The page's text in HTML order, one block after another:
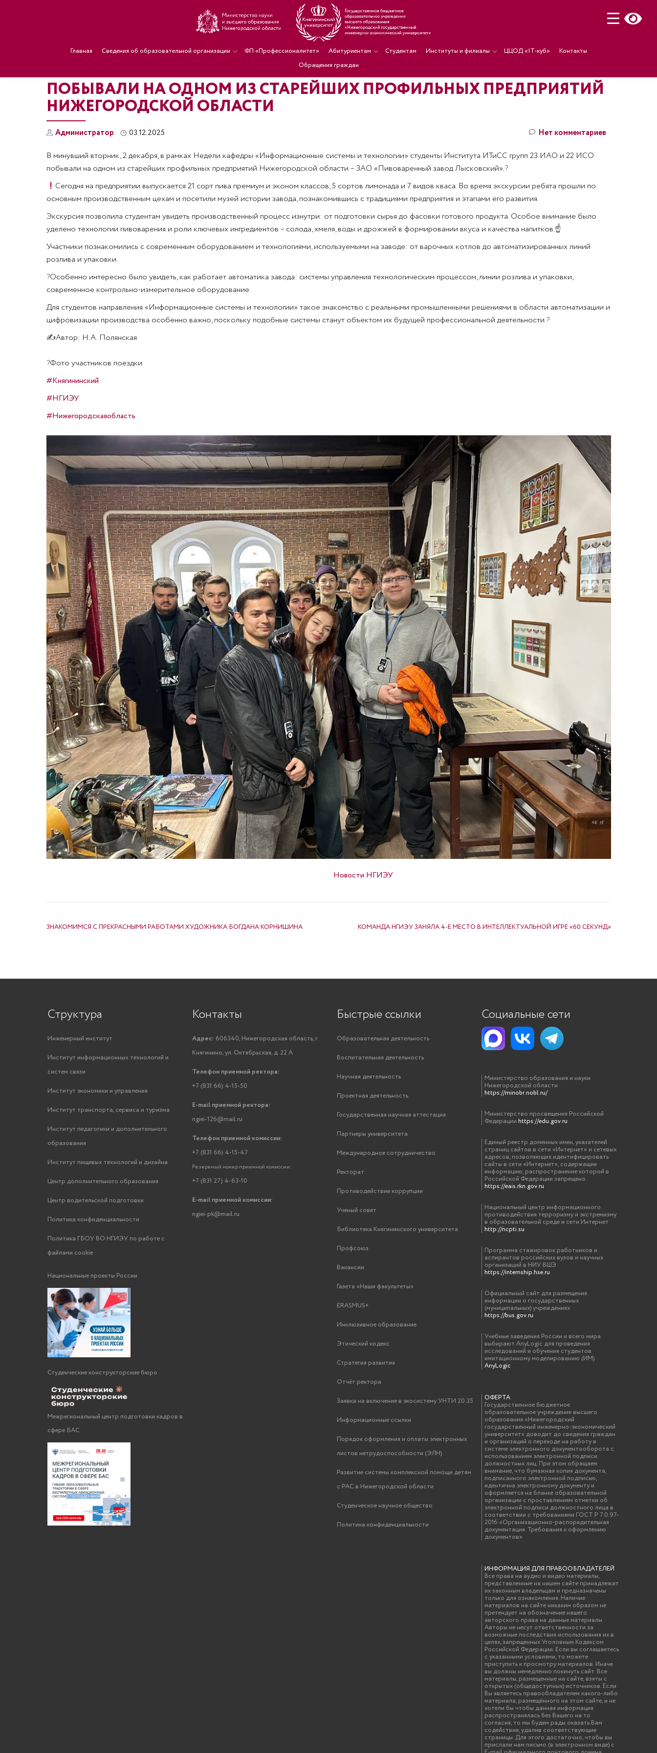
Главная Сведения об образовательной организации ФП «Профессионалитет» Абитуриентам Студентам Институты и филиалы ЦЦОД «IT-куб»
Контакты
Обращения граждан
ПОБЫВАЛИ НА ОДНОМ ИЗ СТАРЕЙШИХ ПРОФИЛЬНЫХ ПРЕДПРИЯТИЙ
НИЖЕГОРОДСКОЙ ОБЛАСТИ
Администратор 03.12.2025 Нет комментариев
В минувший вторник, 2 декабря, в рамках Недели кафедры «Информационные системы и технологии» студенты Института ИТиСС групп 23 ИАО и 22 ИСО
побывали на одном из старейших профильных предприятий Нижегородской области – ЗАО «Пивоваренный завод Лысковский».?
Сегодня на предприятии выпускается 21 сорт пива премиум и эконом классов, 5 сортов лимонада и 7 видов кваса. Во время экскурсии ребята прошли по
основным производственным цехам и посетили музей истории завода, познакомившись с традициями предприятия и этапами его развития.
Экскурсия позволила студентам увидеть производственный процесс изнутри: от подготовки сырья до фасовки готового продукта. Особое внимание было
уделено технологии пивоварения и роли ключевых ингредиентов – солода, хмеля, воды и дрожжей в формировании вкуса и качества напитков.☝
Участники познакомились с современным оборудованием и технологиями, используемыми на заводе: от варочных котлов до автоматизированных линий
розлива и упаковки.
?Особенно интересно было увидеть, как работает автоматика завода: системы управления технологическим процессом, линии розлива и упаковки,
современное контрольно-измерительное оборудование.
Для студентов направления «Информационные системы и технологии» такое знакомство с реальными промышленными решениями в области автоматизации и
цифровизации производства особенно важно, поскольку подобные системы станут объектом их будущей профессиональной деятельности.?
✍Автор: Н.А. Полянская
?Фото участников поездки
#Княгининский
#НГИЭУ
#Нижегородскаяобласть
Новости НГИЭУ
ЗНАКОМИМСЯ С ПРЕКРАСНЫМИ РАБОТАМИ ХУДОЖНИКА БОГДАНА КОРНИШИНА КОМАНДА НГИЭУ ЗАНЯЛА 4-Е МЕСТО В ИНТЕЛЛЕКТУАЛЬНОЙ ИГРЕ «60 СЕКУНД»
Структура
Инженерный институт
Институт информационных технологий и
систем связи
Институт экономики и управления
Институт транспорта, сервиса и туризма
Институт педагогики и дополнительного
образования
Институт пищевых технологий и дизайна
Центр дополнительного образования
Центр водительской подготовки
Политика конфиденциальности
Политика ГБОУ ВО НГИЭУ по работе с
файлами cookie
Национальные проекты России
Студенческие конструкторские бюро
Межрегиональный центр подготовки кадров в
сфере БАС
Контакты
Адрес: 606340, Нижегородская область, г.
Княгинино, ул. Октябрьская, д. 22 А
Телефон приемной ректора:
+7 (831 66) 4-15-50
E-mail приемной ректора:
ngiei-126@mail.ru
Телефон приемной комиссии:
+7 (831 66) 4-15-47
Резервный номер приемной комиссии:
+7 (831 27) 4-63-10
E-mail приемной комиссии:
ngiei-pk@mail.ru
Быстрые ссылки
Образовательная деятельность
Воспитательная деятельность
Научная деятельность
Проектная деятельность
Государственная научная аттестация
Партнеры университета
Международное сотрудничество
Ректорат
Противодействие коррупции
Ученый совет
Библиотека Княгининского университета
Профсоюз
Вакансии
Газета «Наши факультеты»
ERASMUS+
Инклюзивное образование
Этический кодекс
Стратегия развития
Отчёт ректора
Заявка на включение в экосистему УНТИ 20.35
Информационные ссылки
Порядок оформления и оплаты электронных
листов нетрудоспособности (ЭЛН).
Развитие системы комплексной помощи детям
с РАС в Нижегородской области
Студенческое научное общество
Политика конфиденциальности
Социальные сети
Министерство образования и науки
Нижегородской области
https://minobr.nobl.ru/
Министерство просвещения Российской
Федерации https://edu.gov.ru
Единый реестр доменных имен, указателей
страниц сайтов в сети «Интернет» и сетевых
адресов, позволяющих идентифицировать
сайты в сети «Интернет», содержащие
информацию, распространение которой в
Российской Федерации запрещено
https://eais.rkn.gov.ru
Национальный центр информационного
противодействия терроризму и экстремизму
в образовательной среде и сети Интернет
http://ncpti.su
Программа стажировок работников и
аспирантов российских вузов и научных
организаций в НИУ ВШЭ
https://internship.hse.ru
Официальный сайт для размещения
информации о государственных
(муниципальных) учреждениях
https://bus.gov.ru
Учебные заведения России и всего мира
выбирают AnyLogic для проведения
исследований и обучения студентов
имитационному моделированию (ИМ).
AnyLogic
ОФЕРТА
Государственное бюджетное
образовательное учреждение высшего
образования «Нижегородский
государственный инженерно-экономический
университет» доводит до сведения граждан
и организаций о переходе на работу в
системе электронного документооборота с
использованием электронной подписи
должностных лиц. При этом обращаем
внимание, что бумажная копия документа,
подписанного электронной подписью,
идентична электронному документу и
оформляется на бланке образовательной
организации с проставлением отметки об
электронной подписи должностного лица в
соответствии с требованиями ГОСТ Р 7.0.97-
2016 «Организационно-распорядительная
документация. Требования к оформлению
документов»
ИНФОРМАЦИЯ ДЛЯ ПРАВООБЛАДАТЕЛЕЙ
Все права на аудио и видео материалы,
представленные на нашем сайте принадлежат
их законным владельцам и предназначены
только для ознакомления. Наличие
материалов на сайте никаким образом не
претендует на обозначение нашего
авторского права на данные материалы.
Авторы не несут ответственности за
возможные последствия использования их в
целях, запрещенных Уголовным Кодексом
Российской Федерации. Если вы соглашаетесь
с указанными условиями, то можете
приступить к просмотру материалов. Иначе
вы должны немедленно покинуть сайт. Все
материалы, размещенные на сайте, взяты с
открытых (общедоступных) источников. Если
Вы являетесь правообладателем какого-либо
материала, размещённого на этом сайте, и не
хотели бы чтобы данная информация
распространялась без Вашего на то
согласия, то мы будем рады оказать Вам
содействие, удалив соответствующие
страницы. Для этого достаточно, чтобы вы
прислали нам письмо (в электронном виде) с